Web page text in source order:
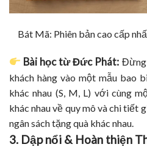
Bát Mã: Phiên bản cao cấp
Bài học từ Đức Phát: Đừng
khách hàng vào một mẫu bao
khác nhau (S, M, L) với cùng
khác nhau về quy mô và chi tiết
ngân sách tặng quà khác nhau.
3. Dập nổi & Hoàn thiện